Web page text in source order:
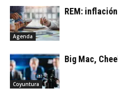
Agenda
REM:
Coyuntura
Big Mac,